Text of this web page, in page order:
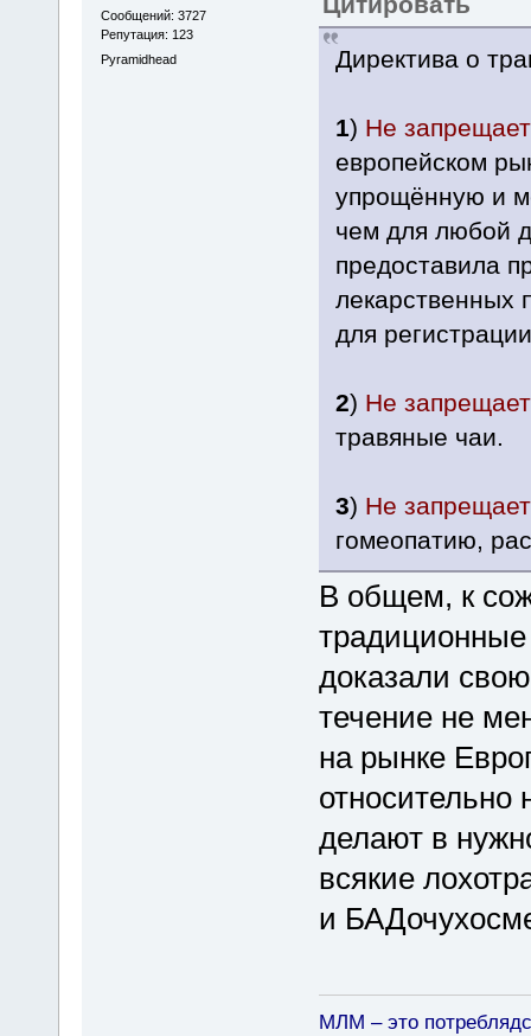
Сообщений: 3727
Репутация: 123
Pyramidhead
Директива о
1) Не запрещает
европейском
упрощённую и
чем для любой
предоставила
лекарственных
для
2) Не запрещает
травяные чаи.
3) Не запрещает
гомеопатию,
В общем, к
традиционные
доказали
течение не
на рынке
относительно
делают в
всякие
и
МЛМ – это